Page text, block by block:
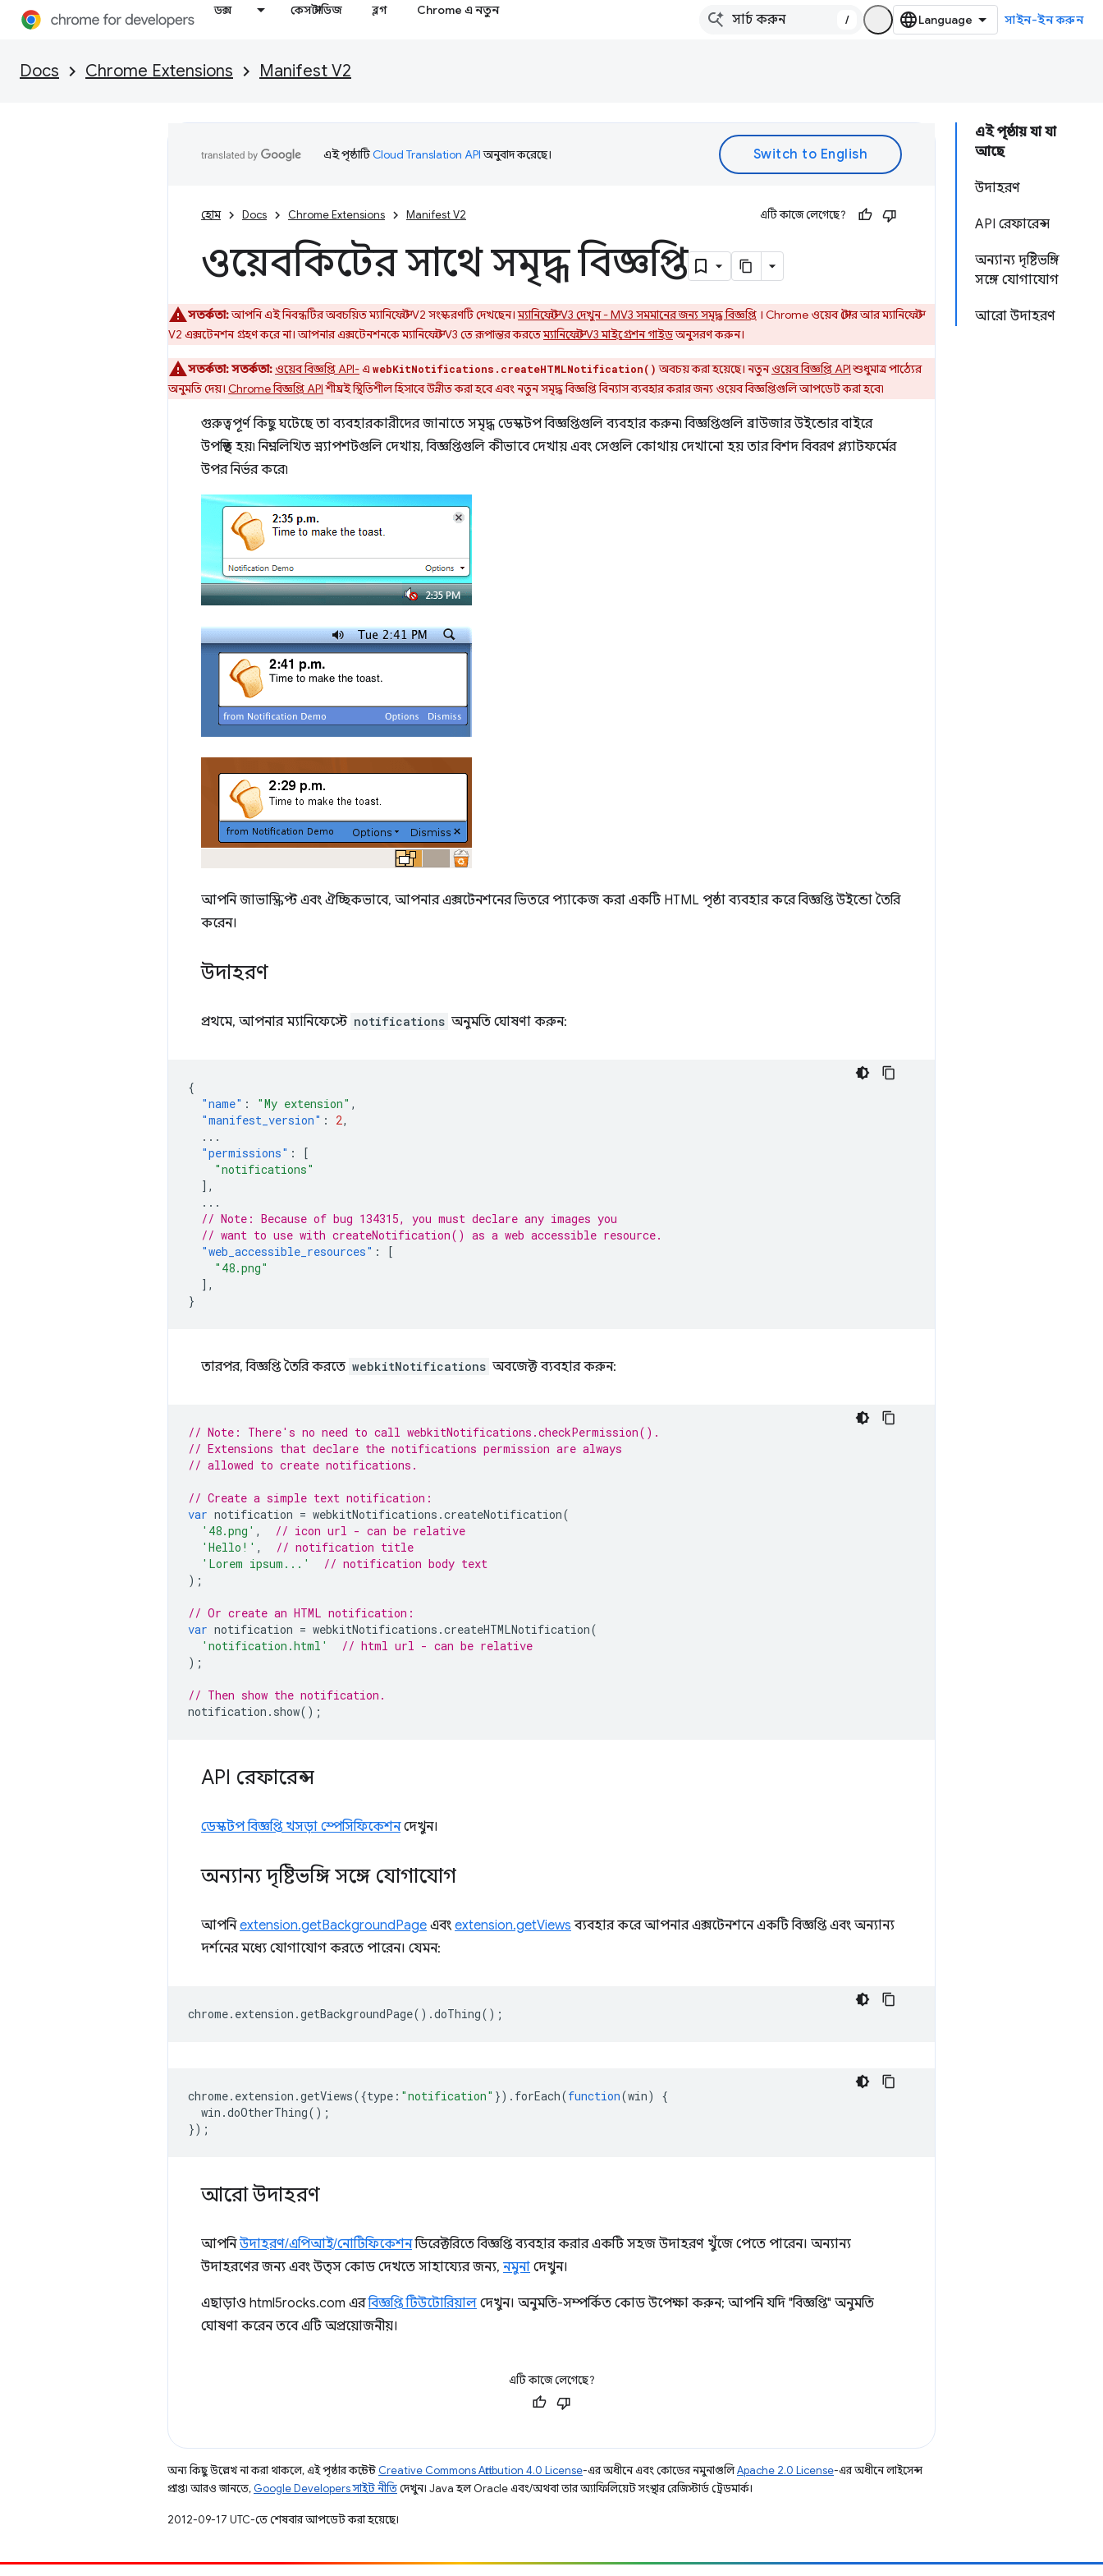
ডক্স কেস স্টাডিজ ব্লগ Chrome এ নতুন
/ সাইন-ইন করুন
Docs Chrome Extensions Manifest V2
এই পৃষ্ঠায় যা যা
আছে
উদাহরণ
API রেফারেন্স
অন্যান্য দৃষ্টিভঙ্গি
সঙ্গে যোগাযোগ
আরো উদাহরণ
এই পৃষ্ঠাটিCloud Translation APIঅনুবাদ করেছে।
হোম Docs Chrome Extensions Manifest V2 এটি কাজে লেগেছে?
ওয়েবকিটের সাথে সমৃদ্ধ বিজ্ঞপ্তি
সতর্কতা:আপনি এই নিবন্ধটির অবচয়িত ম্যানিফেস্ট V2 সংস্করণটি দেখছেন।ম্যানিফেস্ট V3 দেখুন - MV3 সমমানের জন্য সমৃদ্ধ বিজ্ঞপ্তি । Chrome ওয়েব স্টোর আর ম্যানিফেস্ট
V2 এক্সটেনশন গ্রহণ করে না। আপনার এক্সটেনশনকে ম্যানিফেস্ট V3 তে রূপান্তর করতেম্যানিফেস্ট V3 মাইগ্রেশন গাইডঅনুসরণ করুন।
সতর্কতা:সতর্কতা: ওয়েব বিজ্ঞপ্তি API-এ webKitNotifications.createHTMLNotification() অবচয় করা হয়েছে। নতুনওয়েব বিজ্ঞপ্তি APIশুধুমাত্র পাঠ্যের
অনুমতি দেয়। Chrome বিজ্ঞপ্তি APIশীঘ্রই স্থিতিশীল হিসাবে উন্নীত করা হবে এবং নতুন সমৃদ্ধ বিজ্ঞপ্তি বিন্যাস ব্যবহার করার জন্য ওয়েব বিজ্ঞপ্তিগুলি আপডেট করা হবে৷
গুরুত্বপূর্ণ কিছু ঘটেছে তা ব্যবহারকারীদের জানাতে সমৃদ্ধ ডেস্কটপ বিজ্ঞপ্তিগুলি ব্যবহার করুন৷ বিজ্ঞপ্তিগুলি ব্রাউজার উইন্ডোর বাইরে
উপস্থিত হয়৷ নিম্নলিখিত স্ন্যাপশটগুলি দেখায়, বিজ্ঞপ্তিগুলি কীভাবে দেখায় এবং সেগুলি কোথায় দেখানো হয় তার বিশদ বিবরণ প্ল্যাটফর্মের
উপর নির্ভর করে৷
আপনি জাভাস্ক্রিপ্ট এবং ঐচ্ছিকভাবে, আপনার এক্সটেনশনের ভিতরে প্যাকেজ করা একটি HTML পৃষ্ঠা ব্যবহার করে বিজ্ঞপ্তি উইন্ডো তৈরি
করেন।
উদাহরণ
প্রথমে, আপনার ম্যানিফেস্টে notifications অনুমতি ঘোষণা করুন:
{
"name" : "My extension" ,
"manifest_version" : 2,
...
"permissions" :
[
"notifications"
],
...
// Note: Because of bug 134315, you must declare any images you
// want to use with createNotification() as a web accessible resource.
"web_accessible_resources" :
[
"48.png"
],
}
তারপর, বিজ্ঞপ্তি তৈরি করতে webkitNotifications অবজেক্ট ব্যবহার করুন:
// Note: There's no need to call webkitNotifications.checkPermission().
// Extensions that declare the notifications permission are always
// allowed to create notifications.
// Create a simple text notification:
var notification = webkitNotifications .createNotification(
'48.png' ,
// icon url - can be relative
'Hello!' ,
// notification title
'Lorem ipsum...'
// notification body text
);
// Or create an HTML notification:
var notification = webkitNotifications .createHTMLNotification(
'notification.html'
// html url - can be relative
);
// Then show the notification.
notification . show();
API রেফারেন্স
ডেস্কটপ বিজ্ঞপ্তি খসড়া স্পেসিফিকেশনদেখুন।
অন্যান্য দৃষ্টিভঙ্গি সঙ্গে যোগাযোগ
আপনিextension.getBackgroundPage এবং extension.getViews ব্যবহার করে আপনার এক্সটেনশনে একটি বিজ্ঞপ্তি এবং অন্যান্য
দর্শনের মধ্যে যোগাযোগ করতে পারেন। যেমন:
chrome. extension .getBackgroundPage().doThing();
chrome. extension .getViews({type : "notification" }). forEach(function(win)
{
win .doOtherThing();
});
আরো উদাহরণ
আপনিউদাহরণ/এপিআই/নোটিফিকেশনডিরেক্টরিতে বিজ্ঞপ্তি ব্যবহার করার একটি সহজ উদাহরণ খুঁজে পেতে পারেন। অন্যান্য
উদাহরণের জন্য এবং উত্স কোড দেখতে সাহায্যের জন্য, নমুনা দেখুন।
এছাড়াও html5rocks.com এরবিজ্ঞপ্তি টিউটোরিয়াল দেখুন। অনুমতি-সম্পর্কিত কোড উপেক্ষা করুন; আপনি যদি "বিজ্ঞপ্তি" অনুমতি
ঘোষণা করেন তবে এটি অপ্রয়োজনীয়।
এটি কাজে লেগেছে?
অন্য কিছু উল্লেখ না করা থাকলে, এই পৃষ্ঠার কন্টেন্ট Creative Commons Attribution 4.0 License-এর অধীনে এবং কোডের নমুনাগুলিApache 2.0 License-এর অধীনে লাইসেন্স
প্রাপ্ত। আরও জানতে, Google Developers সাইট নীতিদেখুন। Java হল Oracle এবং/অথবা তার অ্যাফিলিয়েট সংস্থার রেজিস্টার্ড ট্রেডমার্ক।
2012-09-17 UTC-তে শেষবার আপডেট করা হয়েছে।